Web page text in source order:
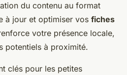
du contenu au format
à jour et optimiser vos fiches
votre présence locale,
potentiels à proximité.
clés pour les petites